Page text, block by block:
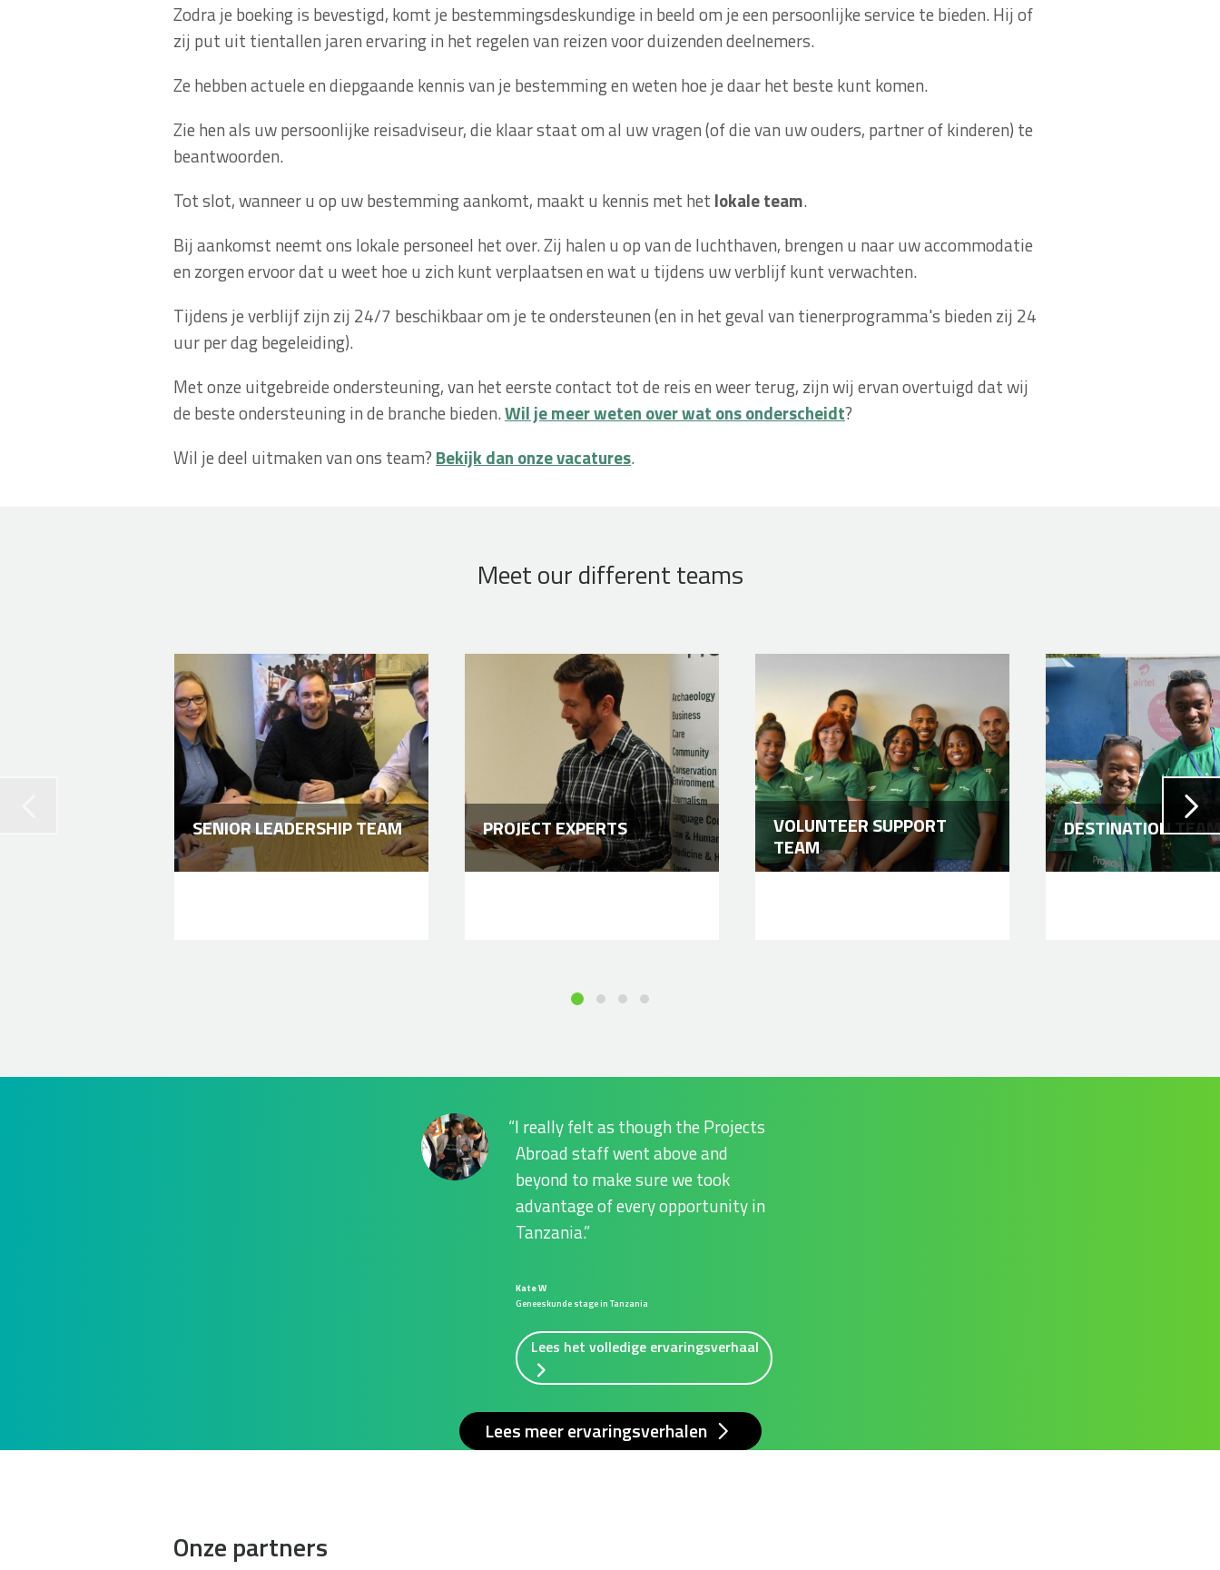
Zodra je boeking is bevestigd, komt je bestemmingsdeskundige in beeld om je een persoonlijke service te bieden. Hij of
zij put uit tientallen jaren ervaring in het regelen van reizen voor duizenden deelnemers.
Ze hebben actuele en diepgaande kennis van je bestemming en weten hoe je daar het beste kunt komen.
Zie hen als uw persoonlijke reisadviseur, die klaar staat om al uw vragen (of die van uw ouders, partner of kinderen) te
beantwoorden.
Tot slot, wanneer u op uw bestemming aankomt, maakt u kennis met het lokale team.
Bij aankomst neemt ons lokale personeel het over. Zij halen u op van de luchthaven, brengen u naar uw accommodatie
en zorgen ervoor dat u weet hoe u zich kunt verplaatsen en wat u tijdens uw verblijf kunt verwachten.
Tijdens je verblijf zijn zij 24/7 beschikbaar om je te ondersteunen (en in het geval van tienerprogramma's bieden zij 24
uur per dag begeleiding).
Met onze uitgebreide ondersteuning, van het eerste contact tot de reis en weer terug, zijn wij ervan overtuigd dat wij
de beste ondersteuning in de branche bieden.Wil je meer weten over wat ons onderscheidt?
Wil je deel uitmaken van ons team? Bekijk dan onze vacatures.
Meet our different teams
SENIOR LEADERSHIP TEAM PROJECT EXPERTS VOLUNTEER SUPPORT
TEAM
DESTINATION TEAM
I really felt as though the Projects
Abroad staff went above and
beyond to make sure we took
advantage of every opportunity in
Tanzania.
Kate W
Geneeskunde stage in Tanzania
Lees het volledige ervaringsverhaal
Lees meer ervaringsverhalen
Onze partners